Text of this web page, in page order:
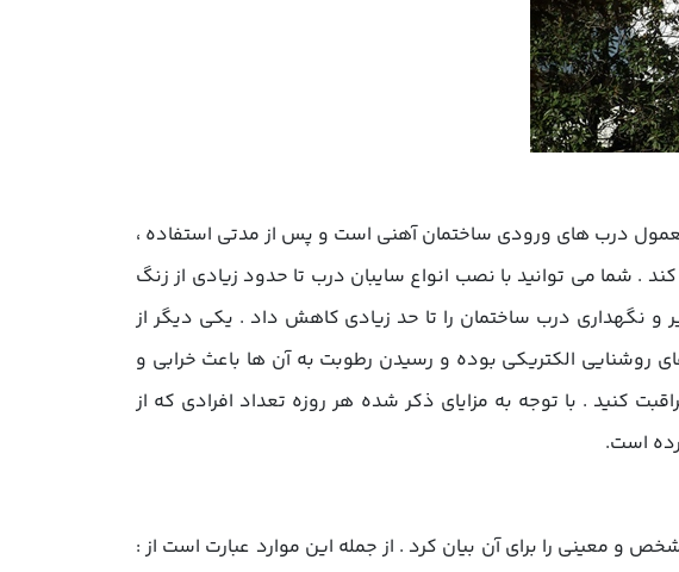
درب های ورودی ساختمان آهنی است و پس از مدتی استفاده ،
شما می توانید با نصب انواع سایبان درب تا حدود زیادی از زنگ
و نگهداری درب ساختمان را تا حد زیادی کاهش داد . یکی دیگر از
روشنایی الکتریکی بوده و رسیدن رطوبت به آن ها باعث خرابی و
کنید . با توجه به مزایای ذکر شده هر روزه تعداد افرادی که از
است.
معینی را برای آن بیان کرد . از جمله این موارد عبارت است از :